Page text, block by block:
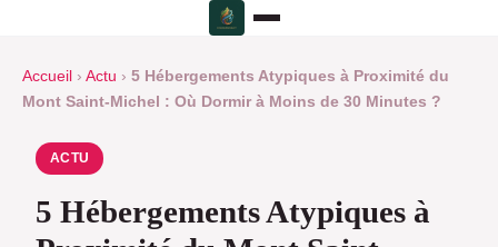
Accueil › Actu › 5 Hébergements Atypiques à Proximité du
Mont Saint-Michel : Où Dormir à Moins de 30 Minutes ?
ACTU
5 Hébergements Atypiques à